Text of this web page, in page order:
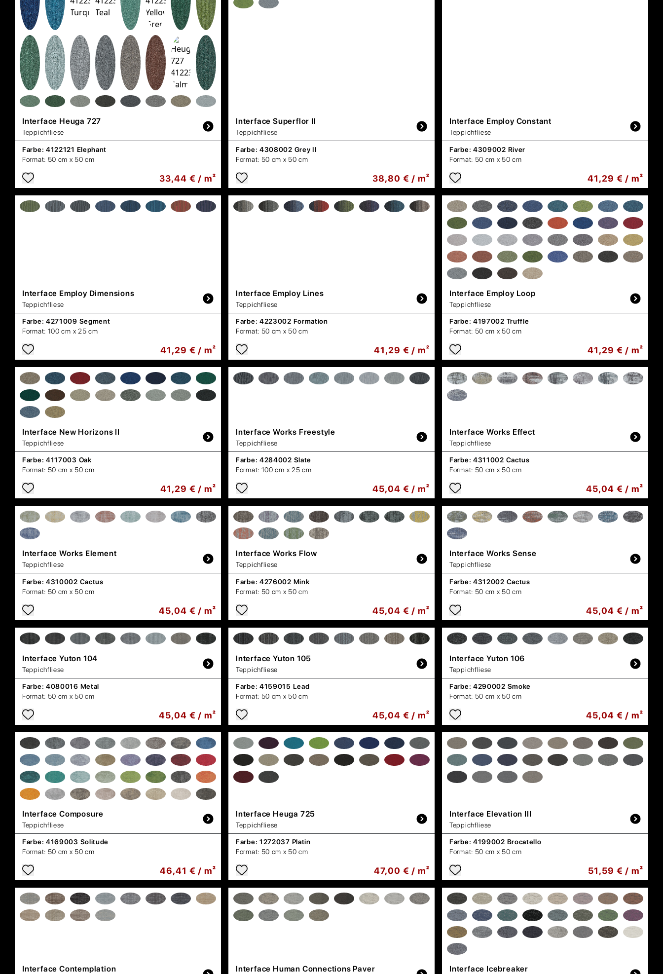
Interface Heuga 727
Teppichfliese
Farbe: 4122121 Elephant
Format: 50 cm x 50 cm
33,44 € / m²
Interface Superflor II
Teppichfliese
Farbe: 4308002 Grey II
Format: 50 cm x 50 cm
38,80 € / m²
Interface Employ Constant
Teppichfliese
Farbe: 4309002 River
Format: 50 cm x 50 cm
41,29 € / m²
Interface Employ Dimensions
Teppichfliese
Farbe: 4271009 Segment
Format: 100 cm x 25 cm
41,29 € / m²
Interface Employ Lines
Teppichfliese
Farbe: 4223002 Formation
Format: 50 cm x 50 cm
41,29 € / m²
Interface Employ Loop
Teppichfliese
Farbe: 4197002 Truffle
Format: 50 cm x 50 cm
41,29 € / m²
Interface New Horizons II
Teppichfliese
Farbe: 4117003 Oak
Format: 50 cm x 50 cm
41,29 € / m²
Interface Works Freestyle
Teppichfliese
Farbe: 4284002 Slate
Format: 100 cm x 25 cm
45,04 € / m²
Interface Works Effect
Teppichfliese
Farbe: 4311002 Cactus
Format: 50 cm x 50 cm
45,04 € / m²
Interface Works Element
Teppichfliese
Farbe: 4310002 Cactus
Format: 50 cm x 50 cm
45,04 € / m²
Interface Works Flow
Teppichfliese
Farbe: 4276002 Mink
Format: 50 cm x 50 cm
45,04 € / m²
Interface Works Sense
Teppichfliese
Farbe: 4312002 Cactus
Format: 50 cm x 50 cm
45,04 € / m²
Interface Yuton 104
Teppichfliese
Farbe: 4080016 Metal
Format: 50 cm x 50 cm
45,04 € / m²
Interface Yuton 105
Teppichfliese
Farbe: 4159015 Lead
Format: 50 cm x 50 cm
45,04 € / m²
Interface Yuton 106
Teppichfliese
Farbe: 4290002 Smoke
Format: 50 cm x 50 cm
45,04 € / m²
Interface Composure
Teppichfliese
Farbe: 4169003 Solitude
Format: 50 cm x 50 cm
46,41 € / m²
Interface Heuga 725
Teppichfliese
Farbe: 1272037 Platin
Format: 50 cm x 50 cm
47,00 € / m²
Interface Elevation III
Teppichfliese
Farbe: 4199002 Brocatello
Format: 50 cm x 50 cm
51,59 € / m²
Interface Contemplation Interface Human Connections Paver Interface Icebreaker